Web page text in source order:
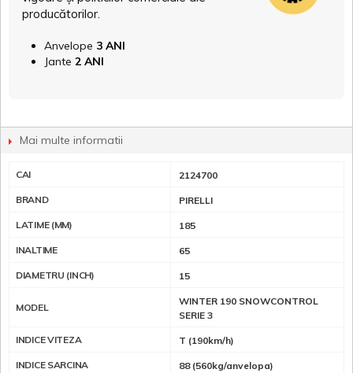
producătorilor.
Anvelope 3 ANI
Jante 2 ANI
Mai multe informatii
CAI 2124700
BRAND PIRELLI
LATIME (MM) 185
INALTIME 65
DIAMETRU (INCH) 15
MODEL
WINTER 190 SNOWCONTROL
SERIE 3
INDICE VITEZA T (190km/h)
INDICE SARCINA 88 (560kg/anvelopa)